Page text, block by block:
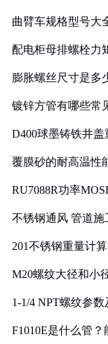
曲臂车规格型号大
配电柜母排螺栓力
膨胀螺丝尺寸是多
镀锌方管有哪些常
D400球墨铸铁井盖
覆膜砂的耐高温性
RU7088R功率
不锈钢通风 管道施
201不锈钢重量计
M20螺纹大径和小
1-1/4 NPT螺纹参
F1010E是什么管？